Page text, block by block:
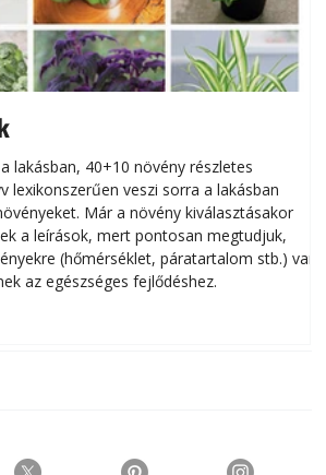
lakásban, 40+10 növény részletes
lexikonszerűen veszi sorra a lakásban
Már a növény kiválasztásakor
a leírások, mert pontosan megtudjuk,
(hőmérséklet, páratartalom stb.) van
az egészséges fejlődéshez.